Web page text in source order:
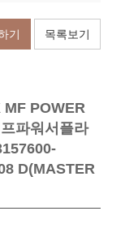
기 목록보기
POWER
파워서플라
D(MASTER